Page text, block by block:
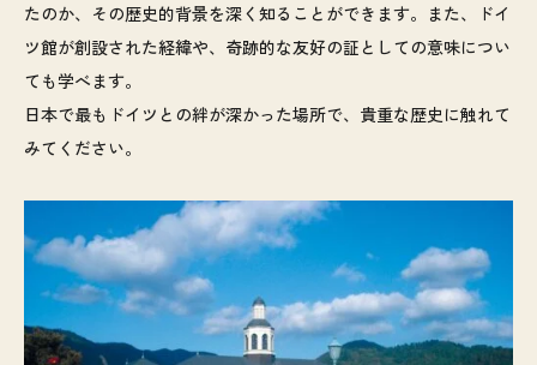
たのか、その歴史的背景を深く知ることができます。また、ドイ
ツ館が創設された経緯や、奇跡的な友好の証としての意味につい
ても学べます。
日本で最もドイツとの絆が深かった場所で、貴重な歴史に触れて
みてください。